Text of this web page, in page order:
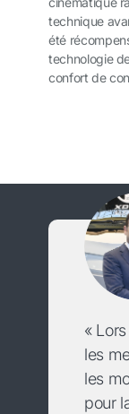
technique
été
technologie
confort de
«
les
les
pour